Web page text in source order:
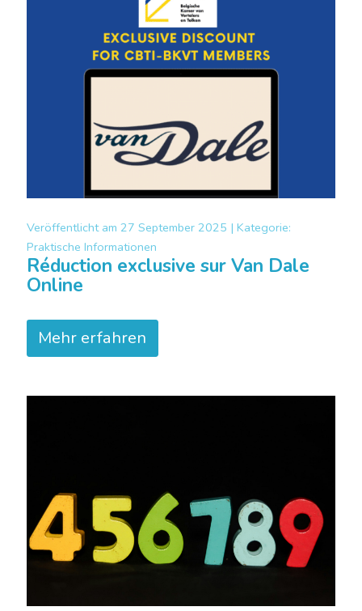
Veröffentlicht am 27 September 2025 | Kategorie:
Praktische Informationen
Réduction exclusive sur Van Dale
Online
Mehr erfahren